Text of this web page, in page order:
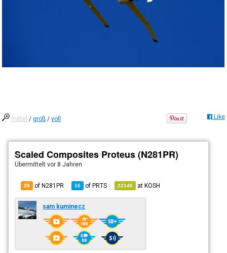
mittel /groß /voll Like
Scaled Composites Proteus (N281PR)
Übermitteltvor 8 Jahren
28 of N281PR 16 ofPRTS 22140 atKOSH
sam kuminecz